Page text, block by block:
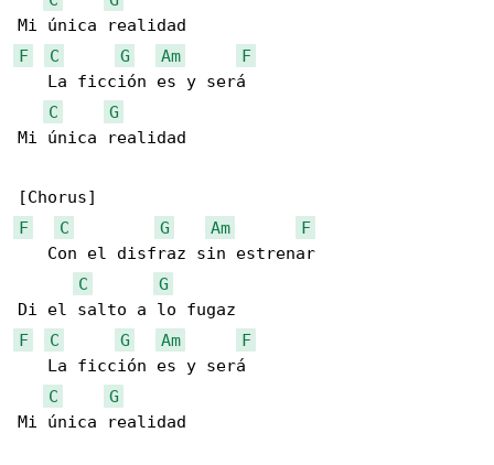
F
C G Am
F
   La ficción es y será
C
G
Mi única realidad
F
C G Am
F
   Con el disfraz sin estrenar
C
G
F
C G Am
F
   La ficción es y será
C
G
Mi única realidad